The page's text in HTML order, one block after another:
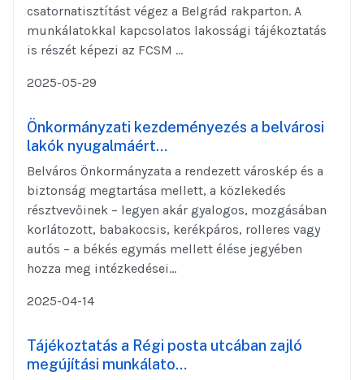
csatornatisztítást végez a Belgrád rakparton. A
munkálatokkal kapcsolatos lakossági tájékoztatás
is részét képezi az FCSM ...
2025-05-29
Önkormányzati kezdeményezés a belvárosi
lakók nyugalmáért…
Belváros Önkormányzata a rendezett városkép és a
biztonság megtartása mellett, a közlekedés
résztvevőinek – legyen akár gyalogos, mozgásában
korlátozott, babakocsis, kerékpáros, rolleres vagy
autós – a békés egymás mellett élése jegyében
hozza meg intézkedései...
2025-04-14
Tájékoztatás a Régi posta utcában zajló
megújítási munkálato…